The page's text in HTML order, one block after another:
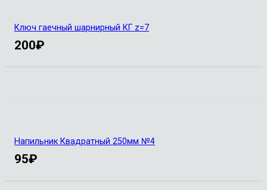
Ключ гаечный шарнирный КГ z=7
200₽
Напильник Квадратный 250мм №4
95₽